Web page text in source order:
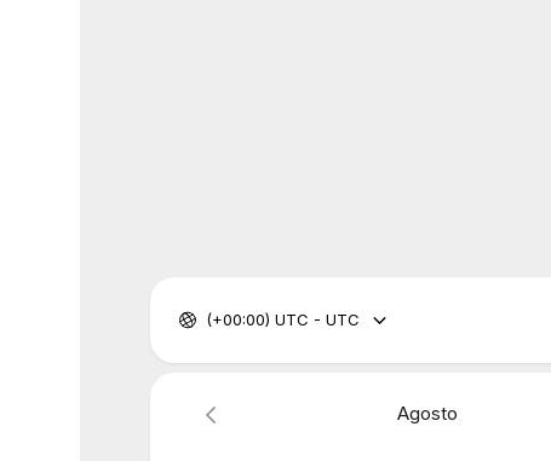
(+00:00) UTC - UTC
Agosto